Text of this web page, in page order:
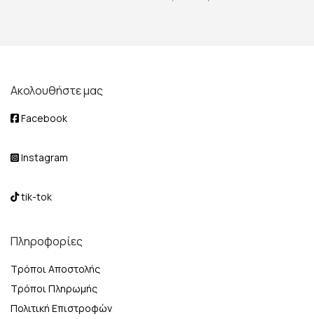
Ακολουθήστε μας
Facebook
Instagram
tik-tok
Πληροφορίες
Τρόποι Αποστολής
Τρόποι Πληρωμής
Πολιτική Επιστροφών